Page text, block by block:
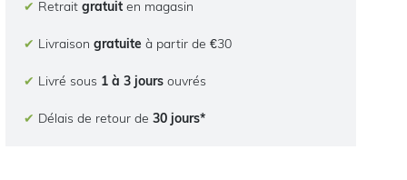
✔ Retraitgratuit en magasin
✔ Livraisongratuite à partir de €30
✔ Livré sous 1 à 3 jours ouvrés
✔ Délais de retour de30 jours*